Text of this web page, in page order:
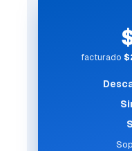
facturado